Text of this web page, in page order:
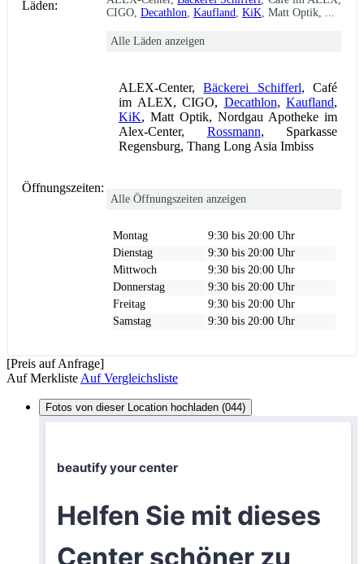
Läden:
CIGO, Decathlon Kaufland KiK , Matt Optik, ...
Alle Läden anzeigen
ALEX-Center,Bäckerei Schifferl, Café
im ALEX, CIGO, Decathlon, Kaufland,
KiK, Matt Optik, Nordgau Apotheke im
Alex-Center, Rossmann, Sparkasse
Regensburg, Thang Long Asia Imbiss
Öffnungszeiten:
Alle Öffnungszeiten anzeigen
Montag
9:30 bis 20:00 Uhr
Dienstag
9:30 bis 20:00 Uhr
Mittwoch
9:30 bis 20:00 Uhr
Donnerstag
9:30 bis 20:00 Uhr
Freitag
9:30 bis 20:00 Uhr
Samstag
9:30 bis 20:00 Uhr
[Preis auf Anfrage]
Auf Merkliste Auf Vergleichsliste
Fotos von dieser Location hochladen (044)